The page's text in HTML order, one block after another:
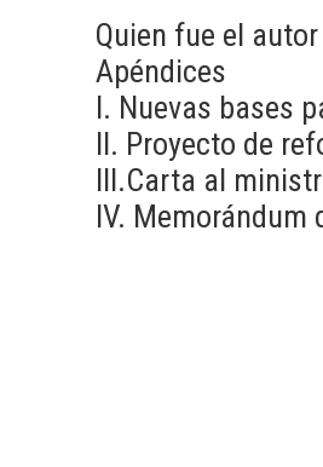
Quien fue el
Apéndices
I. Nuevas bases
II. Proyecto de
III.Carta al
IV. Memorándum